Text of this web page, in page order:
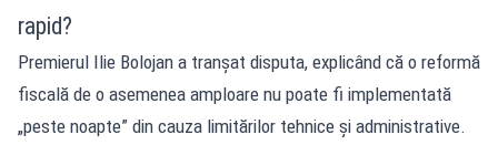
rapid?
Premierul Ilie Bolojan a tranșat disputa, explicând că o reformă
fiscală de o asemenea amploare nu poate fi implementată
„peste noapte” din cauza limitărilor tehnice și administrative.